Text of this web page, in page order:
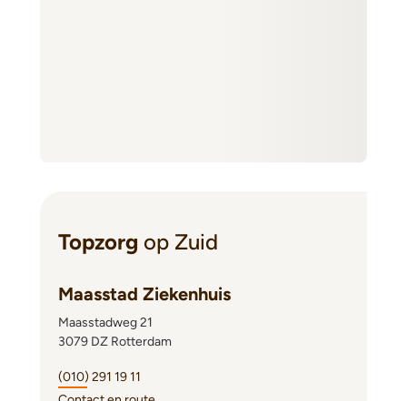
Topzorg op Zuid
Maasstad Ziekenhuis
Maasstadweg 21
3079 DZ Rotterdam
(010) 291 19 11